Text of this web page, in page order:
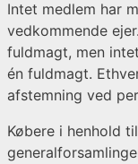
Intet medlem har
vedkommende
fuldmagt, men
én fuldmagt.
afstemning ved
Købere i henhold